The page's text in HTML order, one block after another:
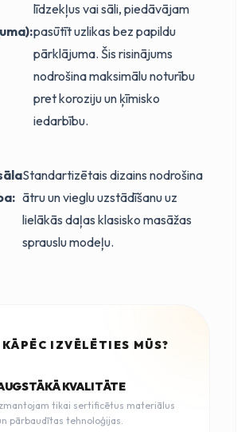
līdzekļus vai sāli, piedāvājam
pasūtīt uzlikas bez papildu
pārklājuma. Šis risinājums
nodrošina maksimālu noturību
pret koroziju un ķīmisko
iedarbību.
Standartizētais dizains nodrošina
ātru un vieglu uzstādīšanu uz
lielākās daļas klasisko masāžas
sprauslu modeļu.
KĀPĒC IZVĒLĒTIES MŪS?
KVALITĀTE
tikai sertificētus materiālus
pārbaudītas tehnoloģijas.